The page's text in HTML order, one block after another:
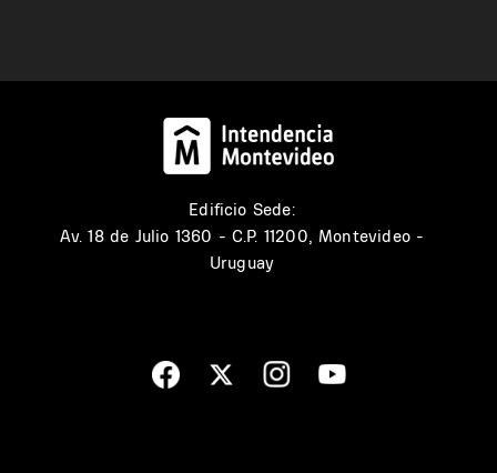
Edificio Sede:
Av. 18 de Julio 1360 - C.P. 11200, Montevideo -
Uruguay